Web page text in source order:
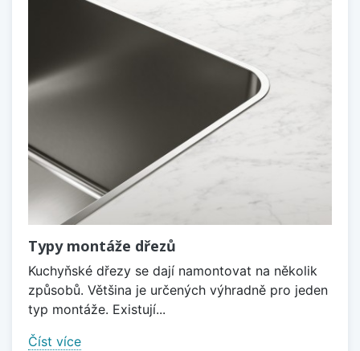
Typy montáže dřezů
Kuchyňské dřezy se dají namontovat na několik
způsobů. Většina je určených výhradně pro jeden
typ montáže. Existují...
Číst více